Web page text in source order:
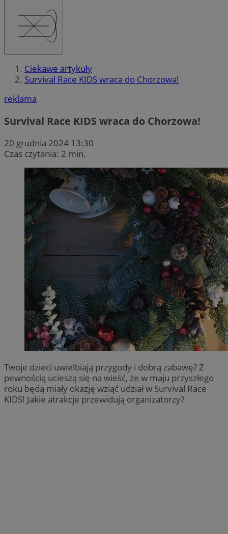
Ciekawe artykuły
Survival Race KIDS wraca do Chorzowa!
reklama
Survival Race KIDS wraca do Chorzowa!
20 grudnia 2024 13:30
Czas czytania: 2 min.
Twoje dzieci uwielbiają przygody i dobrą zabawę? Z
pewnością ucieszą się na wieść, że w maju przyszłego
roku będą miały okazję wziąć udział w Survival Race
KIDS! Jakie atrakcje przewidują organizatorzy?